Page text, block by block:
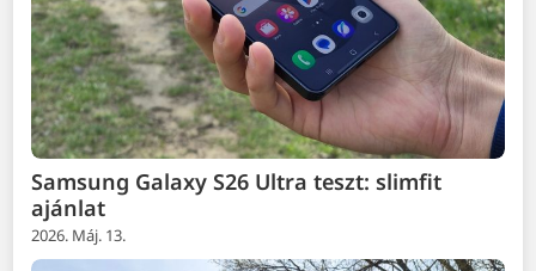
Samsung Galaxy S26 Ultra teszt: slimfit
ajánlat
2026. Máj. 13.